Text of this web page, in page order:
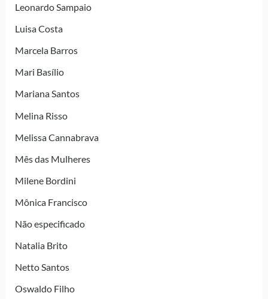
Leonardo Sampaio
Luisa Costa
Marcela Barros
Mari Basílio
Mariana Santos
Melina Risso
Melissa Cannabrava
Mês das Mulheres
Milene Bordini
Mônica Francisco
Não especificado
Natalia Brito
Netto Santos
Oswaldo Filho